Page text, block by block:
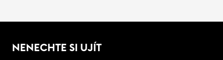
NENECHTE SI UJÍT